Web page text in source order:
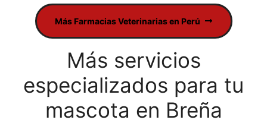
Más Farmacias Veterinarias en Perú
Más servicios
especializados para tu
mascota en Breña